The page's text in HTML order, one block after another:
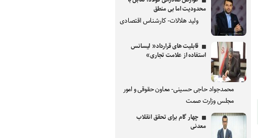
محدودیت اما بی منطق
ولید هلالات- کارشناس اقتصادی
قابلیت های قرارداد« لیسانس
استفاده از علامت تجاری»
محمدجواد حاجی حسینی- معاون حقوقی و امور
مجلس وزارت صمت
چهار گام برای تحقق انقلاب
معدنی